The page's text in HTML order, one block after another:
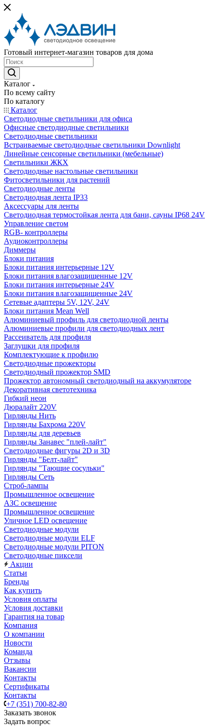
Готовый интернет-магазин товаров для дома
Каталог
По всему сайту
По каталогу
Каталог
Светодиодные светильники для офиса
Офисные светодиодные светильники
Светодиодные светильники
Встраиваемые светодиодные светильники Downlight
Линейные сенсорные светильники (мебельные)
Светильники ЖКХ
Светодиодные настольные светильники
Фитосветильники для растений
Светодиодные ленты
Светодиодная лента IP33
Аксессуары для ленты
Светодиодная термостойкая лента для бани, сауны IP68 24V
Управление светом
RGB- контроллеры
Аудиоконтроллеры
Диммеры
Блоки питания
Блоки питания интерьерные 12V
Блоки питания влагозащищенные 12V
Блоки питания интерьерные 24V
Блоки питания влагозащищенные 24V
Сетевые адаптеры 5V, 12V, 24V
Блоки питания Mean Well
Алюминиевый профиль для светодиодной ленты
Алюминиевые профили для светодиодных лент
Рассеиватель для профиля
Заглушки для профиля
Комплектующие к профилю
Светодиодные прожекторы
Светодиодный прожектор SMD
Прожектор автономный светодиодный на аккумуляторе
Декоративная светотехника
Гибкий неон
Дюралайт 220V
Гирлянды Нить
Гирлянды Бахрома 220V
Гирлянды для деревьев
Гирлянды Занавес "плей-лайт"
Светодиодные фигуры 2D и 3D
Гирлянды "Белт-лайт"
Гирлянды "Тающие сосульки"
Гирлянды Сеть
Строб-лампы
Промышленное освещение
АЗС освещение
Промышленное освещение
Уличное LED освещение
Светодиодные модули
Светодиодные модули ELF
Светодиодные модули PITON
Светодиодные пиксели
Акции
Статьи
Бренды
Как купить
Условия оплаты
Условия доставки
Гарантия на товар
Компания
О компании
Новости
Команда
Отзывы
Вакансии
Контакты
Сертификаты
Контакты
+7 (351) 700-82-80
Заказать звонок
Задать вопрос